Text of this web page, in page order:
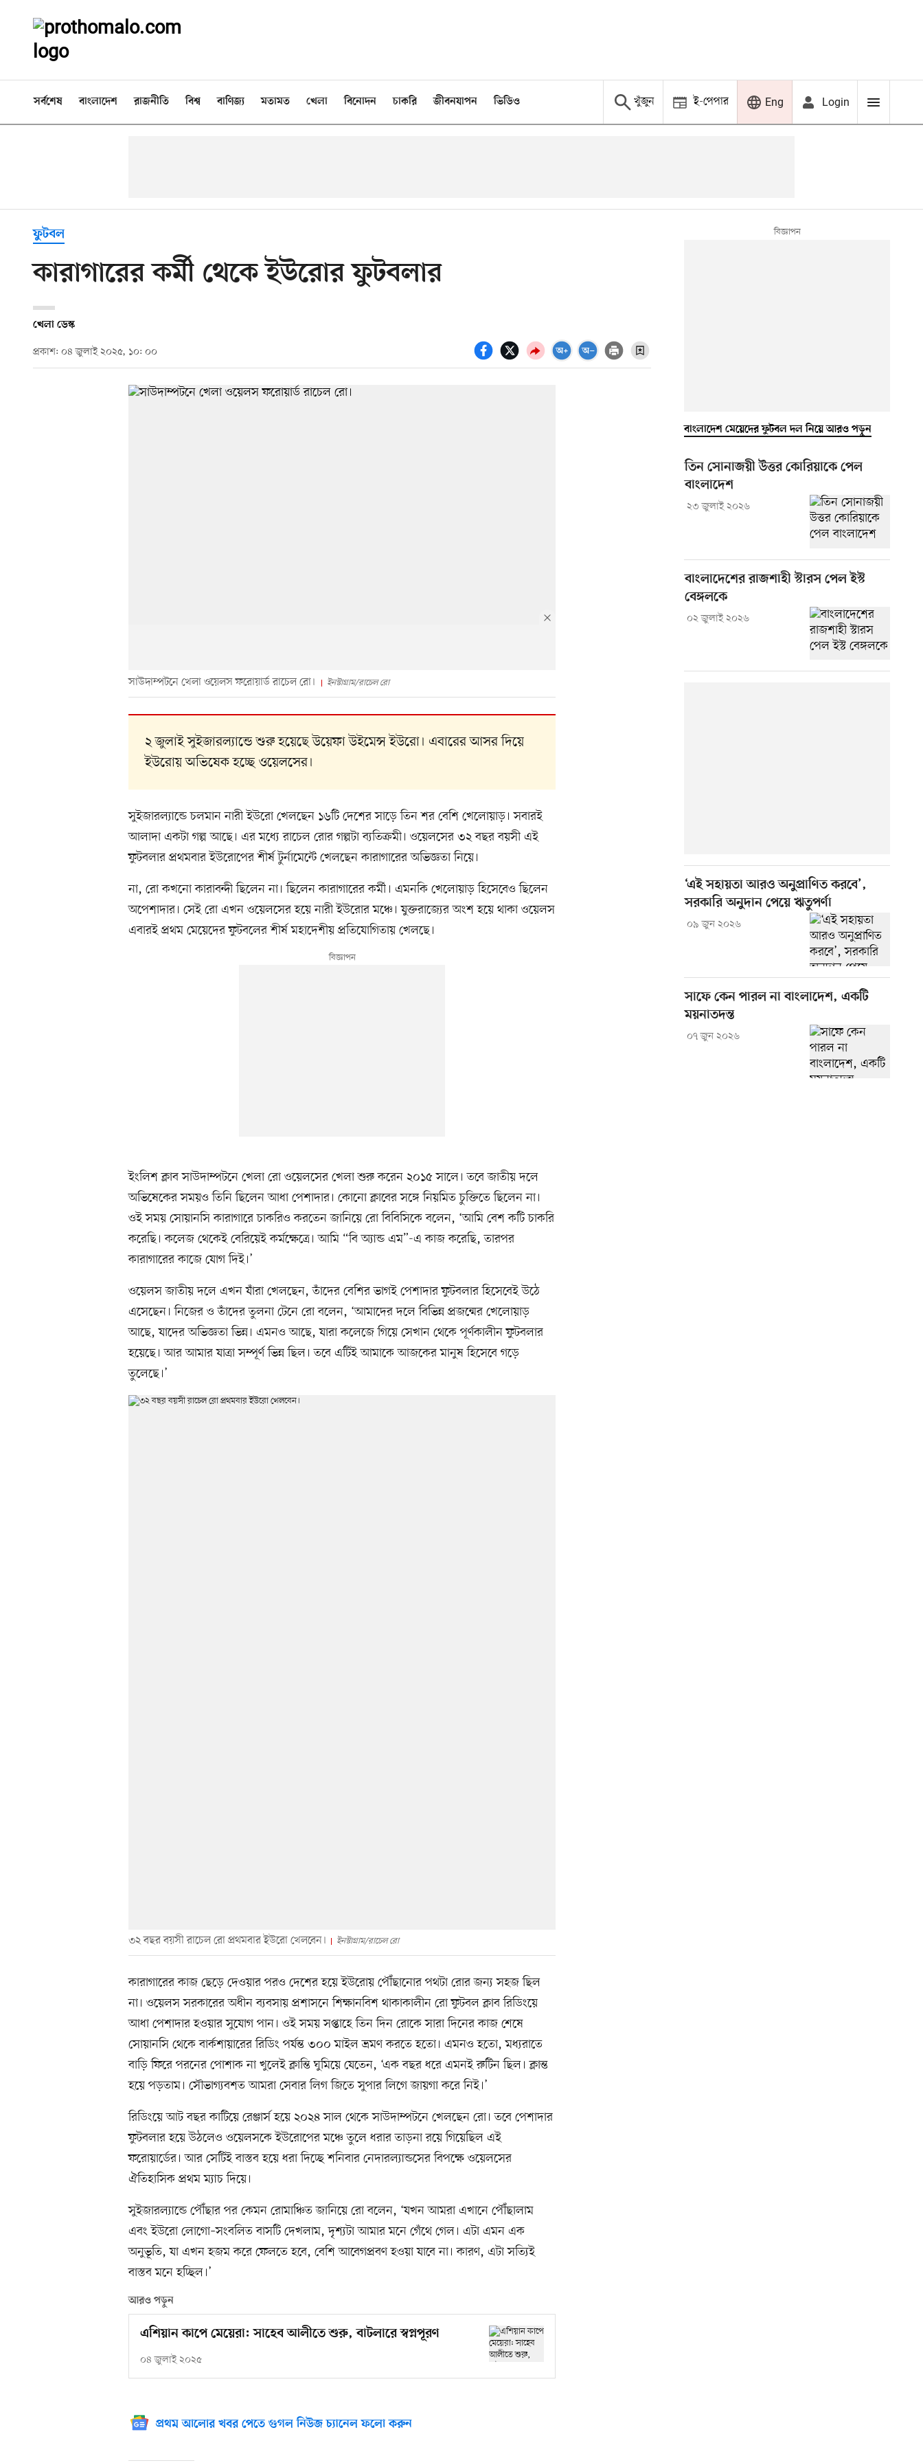
সর্বশেষ বাংলাদেশ রাজনীতি বিশ্ব বাণিজ্য মতামত খেলা বিনোদন চাকরি জীবনযাপন ভিডিও খুঁজুন ই-পেপার Eng Login
ফুটবল
কারাগারের কর্মী থেকে ইউরোর ফুটবলার
খেলা ডেস্ক
প্রকাশ: ০৪ জুলাই ২০২৫, ১০: ০০
সাউদাম্পটনে খেলা ওয়েলস ফরোয়ার্ড রাচেল রো। ইনস্টাগ্রাম/রাচেল রো
২ জুলাই সুইজারল্যান্ডে শুরু হয়েছে উয়েফা উইমেন্স ইউরো। এবারের আসর দিয়ে
ইউরোয় অভিষেক হচ্ছে ওয়েলসের।
সুইজারল্যান্ডে চলমান নারী ইউরো খেলছেন ১৬টি দেশের সাড়ে তিন শর বেশি খেলোয়াড়। সবারই
আলাদা একটা গল্প আছে। এর মধ্যে রাচেল রোর গল্পটা ব্যতিক্রমী। ওয়েলসের ৩২ বছর বয়সী এই
ফুটবলার প্রথমবার ইউরোপের শীর্ষ টুর্নামেন্টে খেলছেন কারাগারের অভিজ্ঞতা নিয়ে।
না, রো কখনো কারাবন্দী ছিলেন না। ছিলেন কারাগারের কর্মী। এমনকি খেলোয়াড় হিসেবেও ছিলেন
অপেশাদার। সেই রো এখন ওয়েলসের হয়ে নারী ইউরোর মঞ্চে। যুক্তরাজ্যের অংশ হয়ে থাকা ওয়েলস
এবারই প্রথম মেয়েদের ফুটবলের শীর্ষ মহাদেশীয় প্রতিযোগিতায় খেলছে।
ইংলিশ ক্লাব সাউদাম্পটনে খেলা রো ওয়েলসের খেলা শুরু করেন ২০১৫ সালে। তবে জাতীয় দলে
অভিষেকের সময়ও তিনি ছিলেন আধা পেশাদার। কোনো ক্লাবের সঙ্গে নিয়মিত চুক্তিতে ছিলেন না।
ওই সময় সোয়ানসি কারাগারে চাকরিও করতেন জানিয়ে রো বিবিসিকে বলেন, ‘আমি বেশ কটি চাকরি
করেছি। কলেজ থেকেই বেরিয়েই কর্মক্ষেত্রে। আমি “বি অ্যান্ড এম”-এ কাজ করেছি, তারপর
কারাগারের কাজে যোগ দিই।’
ওয়েলস জাতীয় দলে এখন যাঁরা খেলছেন, তাঁদের বেশির ভাগই পেশাদার ফুটবলার হিসেবেই উঠে
এসেছেন। নিজের ও তাঁদের তুলনা টেনে রো বলেন, ‘আমাদের দলে বিভিন্ন প্রজন্মের খেলোয়াড়
আছে, যাদের অভিজ্ঞতা ভিন্ন। এমনও আছে, যারা কলেজে গিয়ে সেখান থেকে পূর্ণকালীন ফুটবলার
হয়েছে। আর আমার যাত্রা সম্পূর্ণ ভিন্ন ছিল। তবে এটিই আমাকে আজকের মানুষ হিসেবে গড়ে
তুলেছে।’
৩২ বছর বয়সী রাচেল রো প্রথমবার ইউরো খেলবেন। ইনস্টাগ্রাম/রাচেল রো
কারাগারের কাজ ছেড়ে দেওয়ার পরও দেশের হয়ে ইউরোয় পৌঁছানোর পথটা রোর জন্য সহজ ছিল
না। ওয়েলস সরকারের অধীন ব্যবসায় প্রশাসনে শিক্ষানবিশ থাকাকালীন রো ফুটবল ক্লাব রিডিংয়ে
আধা পেশাদার হওয়ার সুযোগ পান। ওই সময় সপ্তাহে তিন দিন রোকে সারা দিনের কাজ শেষে
সোয়ানসি থেকে বার্কশায়ারের রিডিং পর্যন্ত ৩০০ মাইল ভ্রমণ করতে হতো। এমনও হতো, মধ্যরাতে
বাড়ি ফিরে পরনের পোশাক না খুলেই ক্লান্তি ঘুমিয়ে যেতেন, ‘এক বছর ধরে এমনই রুটিন ছিল। ক্লান্ত
হয়ে পড়তাম। সৌভাগ্যবশত আমরা সেবার লিগ জিতে সুপার লিগে জায়গা করে নিই।’
রিডিংয়ে আট বছর কাটিয়ে রেঞ্জার্স হয়ে ২০২৪ সাল থেকে সাউদাম্পটনে খেলছেন রো। তবে পেশাদার
ফুটবলার হয়ে উঠলেও ওয়েলসকে ইউরোপের মঞ্চে তুলে ধরার তাড়না রয়ে গিয়েছিল এই
ফরোয়ার্ডের। আর সেটিই বাস্তব হয়ে ধরা দিচ্ছে শনিবার নেদারল্যান্ডসের বিপক্ষে ওয়েলসের
ঐতিহাসিক প্রথম ম্যাচ দিয়ে।
সুইজারল্যান্ডে পৌঁছার পর কেমন রোমাঞ্চিত জানিয়ে রো বলেন, ‘যখন আমরা এখানে পৌঁছালাম
এবং ইউরো লোগো–সংবলিত বাসটি দেখলাম, দৃশ্যটা আমার মনে গেঁথে গেল। এটা এমন এক
অনুভূতি, যা এখন হজম করে ফেলতে হবে, বেশি আবেগপ্রবণ হওয়া যাবে না। কারণ, এটা সত্যিই
বাস্তব মনে হচ্ছিল।’
আরও পড়ুন
এশিয়ান কাপে মেয়েরা: সাহেব আলীতে শুরু, বাটলারে স্বপ্নপূরণ
০৪ জুলাই ২০২৫
প্রথম আলোর খবর পেতে গুগল নিউজ চ্যানেল ফলো করুন
বাংলাদেশ মেয়েদের ফুটবল দল নিয়ে আরও পড়ুন
তিন সোনাজয়ী উত্তর কোরিয়াকে পেল
বাংলাদেশ
২৩ জুলাই ২০২৬
বাংলাদেশের রাজশাহী স্টারস পেল ইস্ট
বেঙ্গলকে
০২ জুলাই ২০২৬
‘এই সহায়তা আরও অনুপ্রাণিত করবে’,
সরকারি অনুদান পেয়ে ঋতুপর্ণা
০৯ জুন ২০২৬
সাফে কেন পারল না বাংলাদেশ, একটি
ময়নাতদন্ত
০৭ জুন ২০২৬